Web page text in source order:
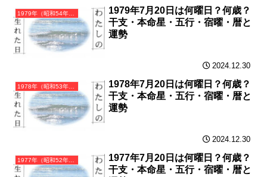
1979年（昭和54年）己未（つちのとひつじ）・未年（ひつじ年）カレンダー（月曜はじまり）
1979年7月20日は何曜日？何歳？
干支・本命星・五行・宿曜・暦と
運勢
2024.12.30
1978年（昭和53年）戊午（つちのえうま）・午年（うま年）カレンダー（月曜はじまり）
1978年7月20日は何曜日？何歳？
干支・本命星・五行・宿曜・暦と
運勢
2024.12.30
1977年（昭和52年）丁巳（ひのとみ）・巳年（へび年）カレンダー（月曜はじまり）
1977年7月20日は何曜日？何歳？
干支・本命星・五行・宿曜・暦と